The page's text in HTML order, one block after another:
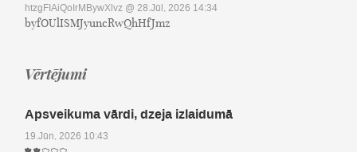
htzgFIAiQoIrMBywXlvz @ 28.Jūl, 2026 14:34
byfOUlISMJyuncRwQhHfJmz
Vērtējumi
Apsveikuma vārdi, dzeja izlaidumā
19.Jūn, 2026 10:43